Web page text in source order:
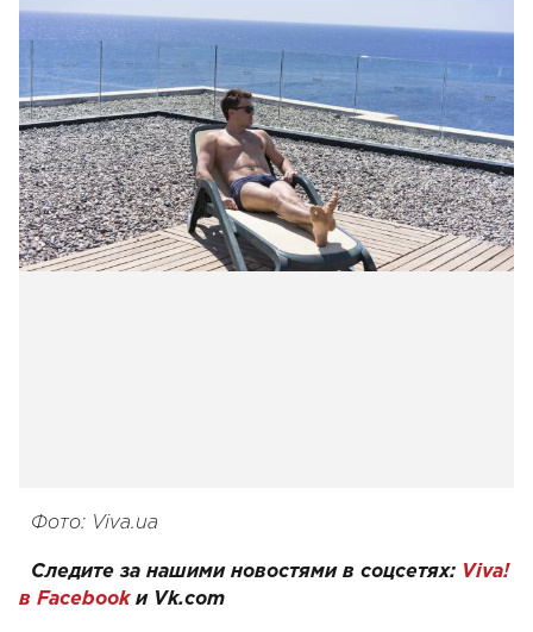
Фото: Viva.ua
Следите за нашими новостями в соцсетях: Viva!
в Facebookи Vk.com